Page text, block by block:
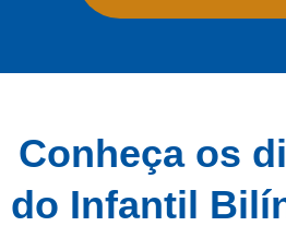
Conheça os
do Infantil